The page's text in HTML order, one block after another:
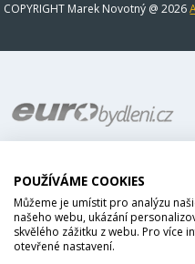
COPYRIGHT Marek Novotný @ 2026
POUŽÍVÁME COOKIES
Můžeme je umístit pro analýzu
našeho webu, ukázání
skvělého zážitku z webu. Pro více
otevřené nastavení.